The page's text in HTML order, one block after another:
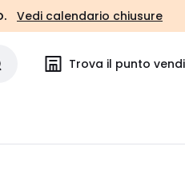
Vedi calendario chiusure
Trova il punto